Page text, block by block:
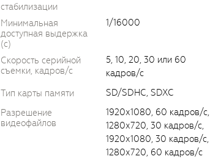
стабилизации
Минимальная
доступная выдержка
(c)
1/16000
Скорость серийной
съемки, кадров/с
5, 10, 20, 30 или 60
кадров/с
Тип карты памяти
SD/SDHC, SDXC
Разрешение
видеофайлов
1920х1080, 60 кадров/с,
1280х720, 30 кадров/с,
1920х1080, 30 кадров/с,
1280х720, 60 кадров/с